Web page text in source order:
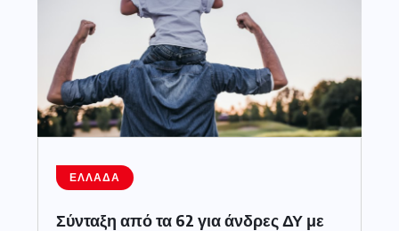
ΕΛΛΆΔΑ
Σύνταξη από τα 62 για άνδρες ΔΥ με